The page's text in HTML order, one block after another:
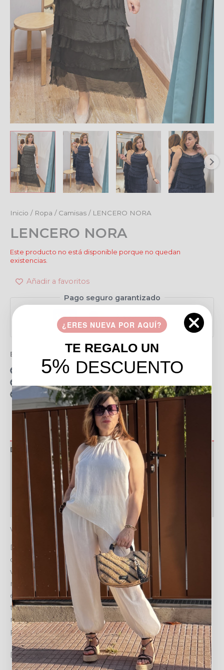
Inicio / Ropa / Camisas / LENCERO NORA
LENCERO NORA
Este producto no está disponible porque no quedan
existencias.
Añadir a favoritos
Pago seguro garantizado
Envío gratis en pedidos de más de 49 €
15 días para realizar devoluciones
Recogida en tienda gratis
Descripción
Información adicional
Valoraciones (0)
Política de devoluciones
VESTIDO LENCERO NORA: ELEGANCIA Y ESTILO
Descubre elLENCERO NORA, una pieza única que
combina la delicadeza del estilo lencero con la
versatilidad de un vestido. Presenta un corte midi o
maxi, adornado con una cascada de volantes
escalonados que aportan movimiento y una atractiva
textura visual. Su escote, sutilmente decorado con un
ribete brillante, añade un toque de sofisticación, ideal
para realzar tu estilo.
Diseño y detalles clave
¿ERES NUEVA POR AQUÍ?
TE REGALO UN
5% DESCUENTO